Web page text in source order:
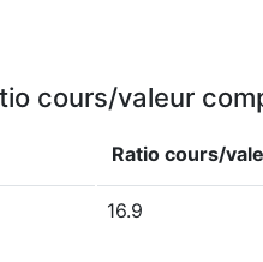
cours/valeur
Ratio cours/
16.9